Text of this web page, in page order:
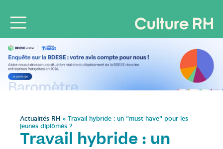
Actualités RH » Travail hybride : un “must have” pour les
jeunes diplômés ?
Travail hybride : un